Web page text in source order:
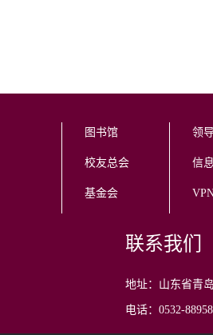
图书馆
校友总会
基金会
领
信
联系我们
地址：山东省青
电话：0532-